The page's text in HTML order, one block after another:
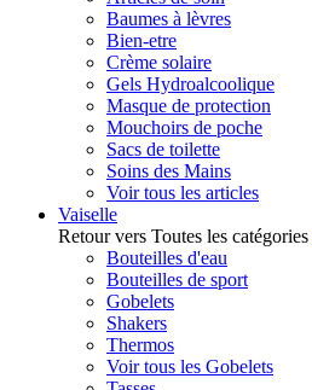
Baumes à lèvres
Bien-etre
Crème solaire
Gels Hydroalcoolique
Masque de protection
Mouchoirs de poche
Sacs de toilette
Soins des Mains
Voir tous les articles
Vaiselle
Retour vers Toutes les catégories
Bouteilles d'eau
Bouteilles de sport
Gobelets
Shakers
Thermos
Voir tous les Gobelets